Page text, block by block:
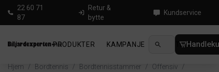
22 60 71
87
Retur &
bytte
Kundservice
PRODUKTER KAMPANJE NYHETER
Hjem / Bordtennis / Bordtennisstammer / Offensiv
/